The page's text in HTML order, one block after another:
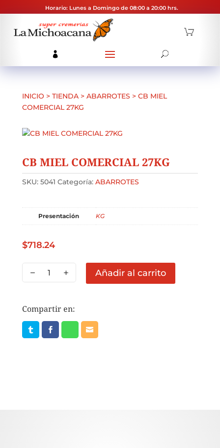
Horario: Lunes a Domingo de 08:00 a 20:00 hrs.
INICIO > TIENDA> ABARROTES > CB MIEL
COMERCIAL 27KG
CB MIEL COMERCIAL 27KG
SKU: 5041 Categoría: ABARROTES
Presentación KG
$718.24
MIEL
cantidad
Añadir al carrito
Compartir en: